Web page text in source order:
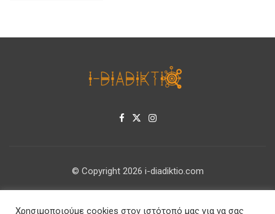
© Copyright 2026 i-diadiktio.com
Χρησιμοποιούμε cookies στον ιστότοπό μας για να σας